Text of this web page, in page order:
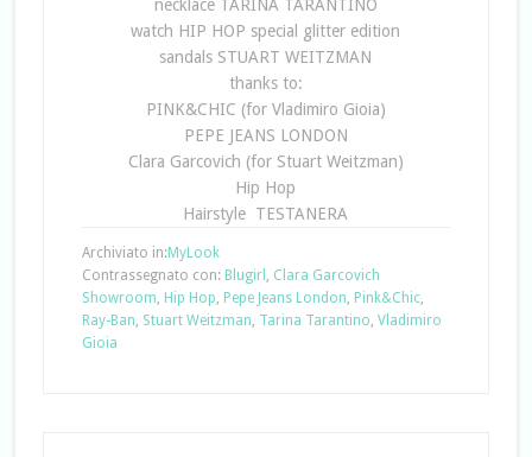
necklace TARINA TARANTINO
watch HIP HOP special glitter edition
sandals STUART WEITZMAN
thanks to:
PINK&CHIC (for Vladimiro Gioia)
PEPE JEANS LONDON
Clara Garcovich (for Stuart Weitzman)
Hip Hop
Hairstyle TESTANERA
Archiviato in: MyLook
Contrassegnato con: Blugirl , Clara Garcovich
Showroom, Hip Hop, Pepe Jeans London, Pink&Chic,
Ray-Ban, Stuart Weitzman, Tarina Tarantino, Vladimiro
Gioia